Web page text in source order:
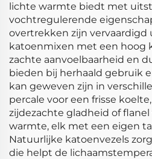
lichte warmte biedt met
vochtregulerende
overtrekken zijn vervaardigd
katoenmixen met een hoog
zachte aanvoelbaarheid en
bieden bij herhaald gebruik
kan geweven zijn in
percale voor een frisse
zijdezachte gladheid of
warmte, elk met een eigen
Natuurlijke katoenvezels
die helpt de